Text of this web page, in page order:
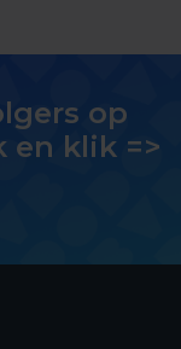
op
en klik =>